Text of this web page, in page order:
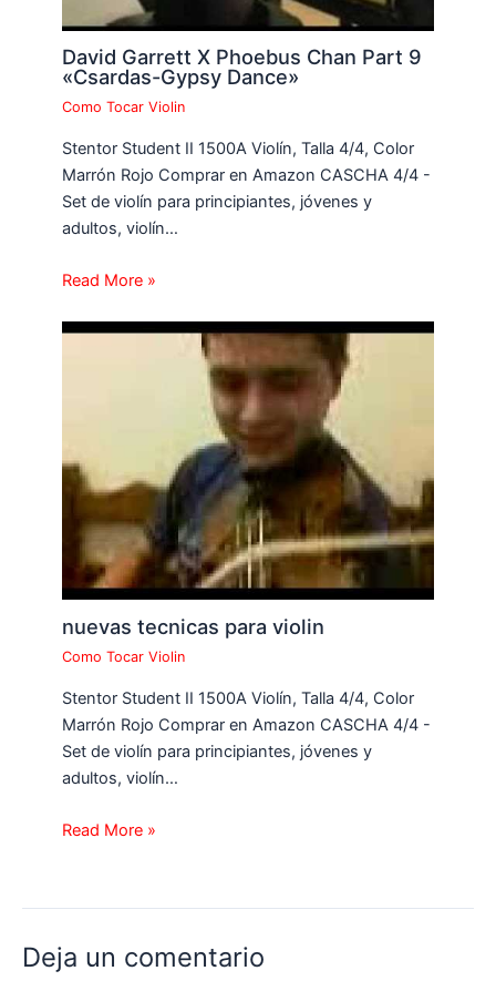
David Garrett X Phoebus Chan Part 9
«Csardas-Gypsy Dance»
Como Tocar Violin
Stentor Student II 1500A Violín, Talla 4/4, Color
Marrón Rojo Comprar en Amazon CASCHA 4/4 -
Set de violín para principiantes, jóvenes y
adultos, violín…
Read More »
nuevas tecnicas para violin
Como Tocar Violin
Stentor Student II 1500A Violín, Talla 4/4, Color
Marrón Rojo Comprar en Amazon CASCHA 4/4 -
Set de violín para principiantes, jóvenes y
adultos, violín…
Read More »
Deja un comentario